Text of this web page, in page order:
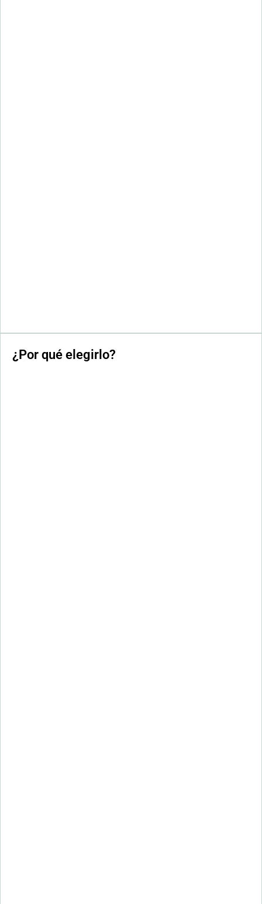
¿Por qué elegirlo?